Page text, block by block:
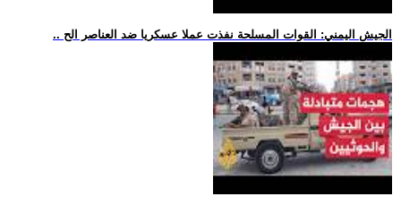
.. الجيش اليمني: القوات المسلحة نفذت عملا عسكريا ضد العناصر الح